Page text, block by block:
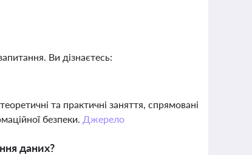
Ви дізнаєтесь:
та практичні заняття, спрямовані
безпеки. Джерело
даних?